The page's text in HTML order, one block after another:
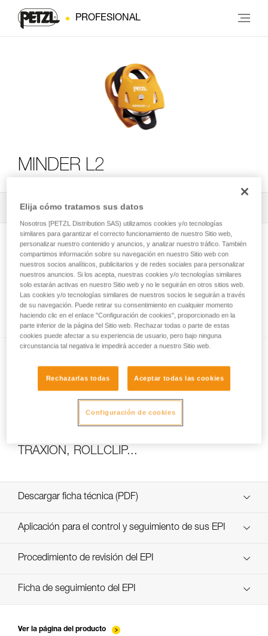
PROFESIONAL
MINDER L2
Todos los contenidos técnicos
Cómo calcular la relación del polipasto
Ensayos de eficacia y rendimiento de
TRAXION, ROLLCLIP...
Descargar ficha técnica (PDF)
Technical Notice
Aplicación para el control y seguimiento de sus EPI
descubra ePPEcentre
Procedimiento de revisión del EPI
verif-EPI-poulies-procedure-ES
Ficha de seguimiento del EPI
Ver la página del producto
Elija cómo tratamos sus datos
Nosotros [PETZL Distribution SAS) utilizamos cookies y/o tecnologías
similares para garantizar el correcto funcionamiento de nuestro Sitio web,
personalizar nuestro contenido y anuncios, y analizar nuestro tráfico. También
compartimos información sobre su navegación en nuestro Sitio web con
nuestros socios analíticos, publicitarios y de redes sociales para personalizar
nuestros anuncios. Si los acepta, nuestras cookies y/o tecnologías similares
solo estarán activas en nuestro Sitio web y no le seguirán en otros sitios web.
Las cookies y/o tecnologías similares de nuestros socios le seguirán a través
de su navegación. Puede retirar su consentimiento en cualquier momento
haciendo clic en el enlace "Configuración de cookies", proporcionado en la
parte inferior de la página del Sitio web. Rechazar todas o parte de estas
cookies puede afectar a su experiencia de usuario, pero bajo ninguna
circunstancia tal negativa le impedirá acceder a nuestro Sitio web.
Rechazarlas todas Aceptar todas las cookies
Configuración de cookies